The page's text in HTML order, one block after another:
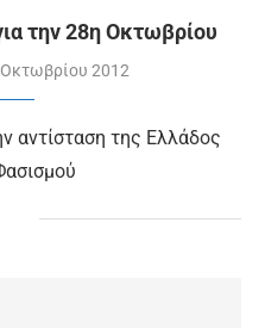
την 28η Οκτωβρίου
2012
αντίσταση της Ελλάδος